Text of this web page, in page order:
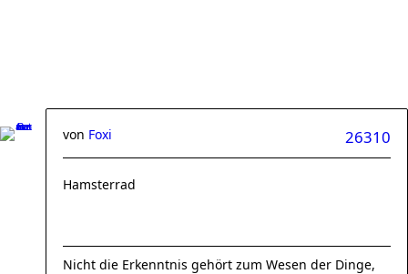
26310
von Foxi
Hamsterrad
Nicht die Erkenntnis gehört zum Wesen der Dinge,